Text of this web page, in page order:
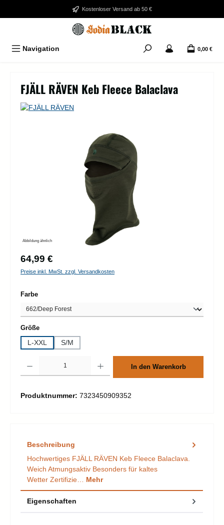
Zum Hauptinhalt springenKostenloser Versand ab 50 €
Navigation 0,00 €
FJÄLL RÄVEN Keb Fleece Balaclava
Bildergalerie überspringen
Abbildung ähnlich
Regulärer Preis:
64,99 €
Preise inkl. MwSt. zzgl. Versandkosten
Farbeauswählen
Größeauswählen
L-XXL S/M
In den Warenkorb
Produktnummer: 7323450909352
Beschreibung
Hochwertiges FJÄLL RÄVEN Keb Fleece Balaclava.
Weich Atmungsaktiv Besonders für kaltes
Wetter Zertifizie… Mehr
Eigenschaften